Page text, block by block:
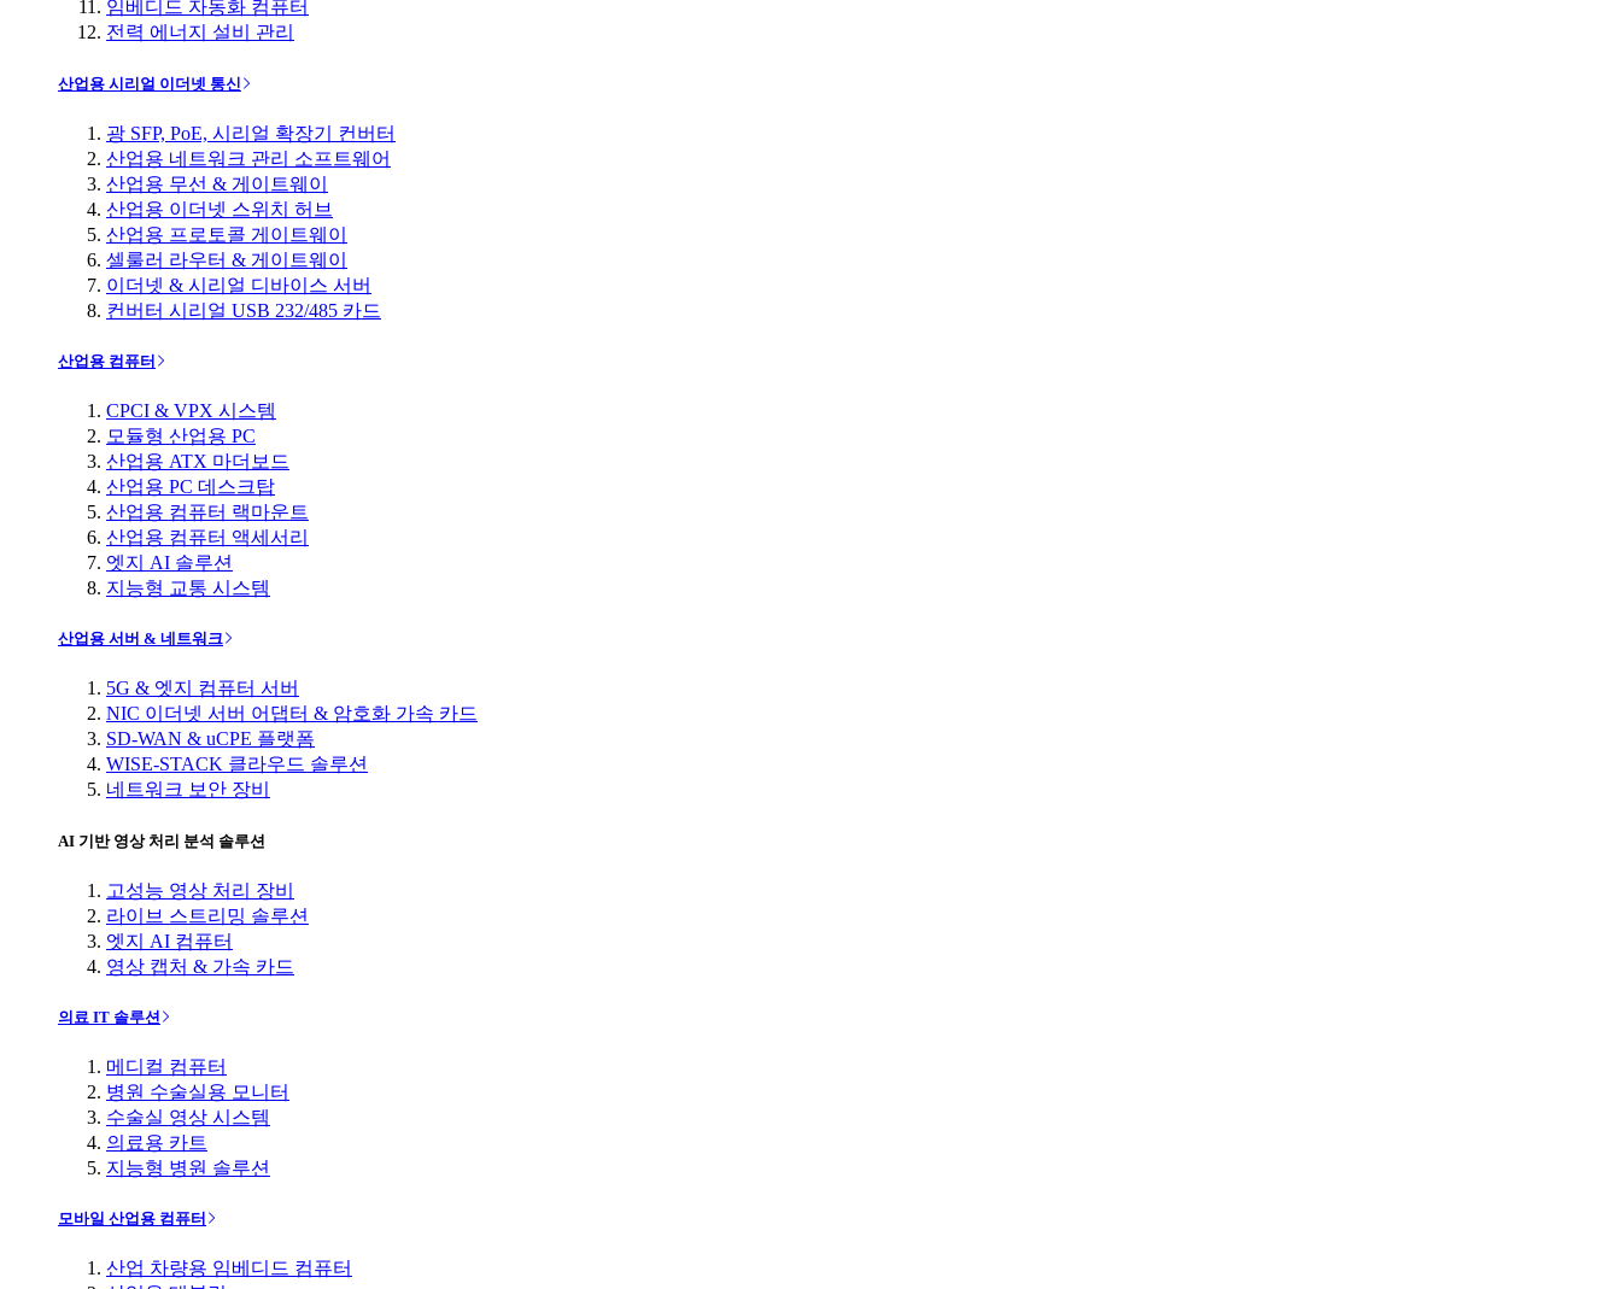
임베디드 자동화 컴퓨터
전력 에너지 설비 관리
산업용 시리얼 이더넷 통신
광 SFP, PoE, 시리얼 확장기 컨버터
산업용 네트워크 관리 소프트웨어
산업용 무선 & 게이트웨이
산업용 이더넷 스위치 허브
산업용 프로토콜 게이트웨이
셀룰러 라우터 & 게이트웨이
이더넷 & 시리얼 디바이스 서버
컨버터 시리얼 USB 232/485 카드
산업용 컴퓨터
CPCI & VPX 시스템
모듈형 산업용 PC
산업용 ATX 마더보드
산업용 PC 데스크탑
산업용 컴퓨터 랙마운트
산업용 컴퓨터 액세서리
엣지 AI 솔루션
지능형 교통 시스템
산업용 서버 & 네트워크
5G & 엣지 컴퓨터 서버
NIC 이더넷 서버 어댑터 & 암호화 가속 카드
SD-WAN & uCPE 플랫폼
WISE-STACK 클라우드 솔루션
네트워크 보안 장비
AI 기반 영상 처리 분석 솔루션
고성능 영상 처리 장비
라이브 스트리밍 솔루션
엣지 AI 컴퓨터
영상 캡처 & 가속 카드
의료 IT 솔루션
메디컬 컴퓨터
병원 수술실용 모니터
수술실 영상 시스템
의료용 카트
지능형 병원 솔루션
모바일 산업용 컴퓨터
산업 차량용 임베디드 컴퓨터